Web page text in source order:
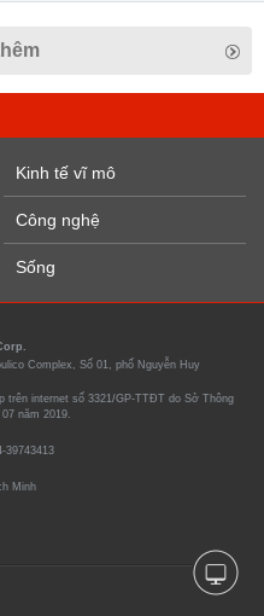
Kinh tế vĩ mô
Công nghệ
Sống
Complex, Số 01, phố Nguyễn Huy
trên internet số 3321/GP-TTĐT do Sở Thông
năm 2019.
39743413
Minh